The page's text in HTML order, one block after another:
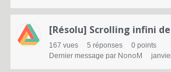
[Résolu] Scrolling infini
167 vues 5 réponses 0 points
Dernier message par NonoM